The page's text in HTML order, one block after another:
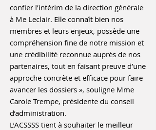
confier l’intérim de la direction générale
à Me Leclair. Elle connaît bien nos
membres et leurs enjeux, possède une
compréhension fine de notre mission et
une crédibilité reconnue auprès de nos
partenaires, tout en faisant preuve d’une
approche concrète et efficace pour faire
avancer les dossiers », souligne Mme
Carole Trempe, présidente du conseil
d’administration.
L’ACSSSS tient à souhaiter le meilleur